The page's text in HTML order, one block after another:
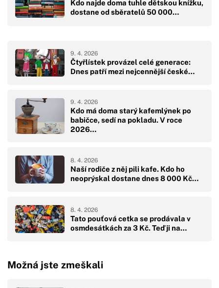
Kdo najde doma tuhle dětskou knížku,
dostane od sběratelů 50 000…
Čtyřlístek provázel celé generace:
Dnes patří mezi nejcennější české…
9. 4. 2026
Kdo má doma starý kafemlýnek po
babičce, sedí na pokladu. V roce
2026…
9. 4. 2026
Naší rodiče z něj pili kafe. Kdo ho
neoprýskal dostane dnes 8 000 Kč…
8. 4. 2026
Tato pouťová cetka se prodávala v
osmdesátkách za 3 Kč. Teď ji na…
8. 4. 2026
Možná jste zmeškali